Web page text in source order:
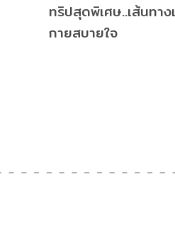
ทริปสุดพิเศษ..เส้นทา
กายสบายใจ